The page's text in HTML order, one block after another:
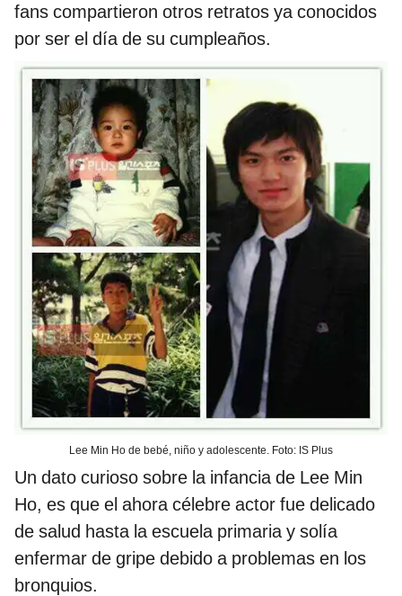
fans compartieron otros retratos ya conocidos
por ser el día de su cumpleaños.
Lee Min Ho de bebé, niño y adolescente. Foto: IS Plus
Un dato curioso sobre la infancia de Lee Min
Ho, es que el ahora célebre actor fue delicado
de salud hasta la escuela primaria y solía
enfermar de gripe debido a problemas en los
bronquios.